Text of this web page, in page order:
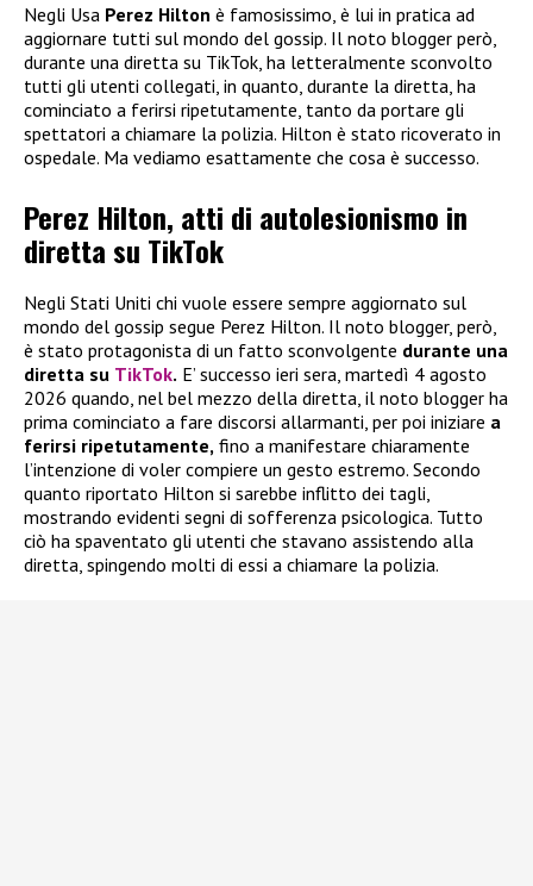
Negli Usa Perez Hilton è famosissimo, è lui in pratica ad
aggiornare tutti sul mondo del gossip. Il noto blogger però,
durante una diretta su TikTok, ha letteralmente sconvolto
tutti gli utenti collegati, in quanto, durante la diretta, ha
cominciato a ferirsi ripetutamente, tanto da portare gli
spettatori a chiamare la polizia. Hilton è stato ricoverato in
ospedale. Ma vediamo esattamente che cosa è successo.
Perez Hilton, atti di autolesionismo in
diretta su TikTok
Negli Stati Uniti chi vuole essere sempre aggiornato sul
mondo del gossip segue Perez Hilton. Il noto blogger, però,
è stato protagonista di un fatto sconvolgente durante una
diretta su TikTok. E’ successo ieri sera, martedì 4 agosto
2026 quando, nel bel mezzo della diretta, il noto blogger ha
prima cominciato a fare discorsi allarmanti, per poi iniziare a
ferirsi ripetutamente, fino a manifestare chiaramente
l’intenzione di voler compiere un gesto estremo. Secondo
quanto riportato Hilton si sarebbe inflitto dei tagli,
mostrando evidenti segni di sofferenza psicologica. Tutto
ciò ha spaventato gli utenti che stavano assistendo alla
diretta, spingendo molti di essi a chiamare la polizia.